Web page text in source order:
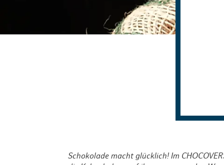
Schokolade macht glücklich! Im